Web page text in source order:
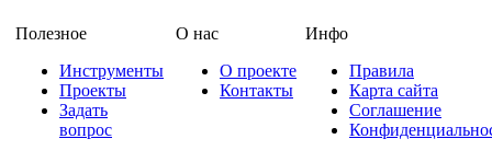
Полезное
Инструменты
Проекты
Задать
вопрос
О нас
О проекте
Контакты
Инфо
Правила
Карта сайта
Соглашение